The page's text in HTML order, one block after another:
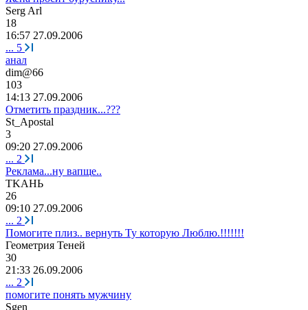
Serg Arl
18
16:57 27.09.2006
... 5
анал
dim@66
103
14:13 27.09.2006
Отметить праздник...???
St_Apostal
3
09:20 27.09.2006
... 2
Реклама...ну вапще..
TKAНЬ
26
09:10 27.09.2006
... 2
Помогите плиз.. вернуть Ту которую Люблю.!!!!!!!
Геометрия Теней
30
21:33 26.09.2006
... 2
помогите понять мужчину
Sgen